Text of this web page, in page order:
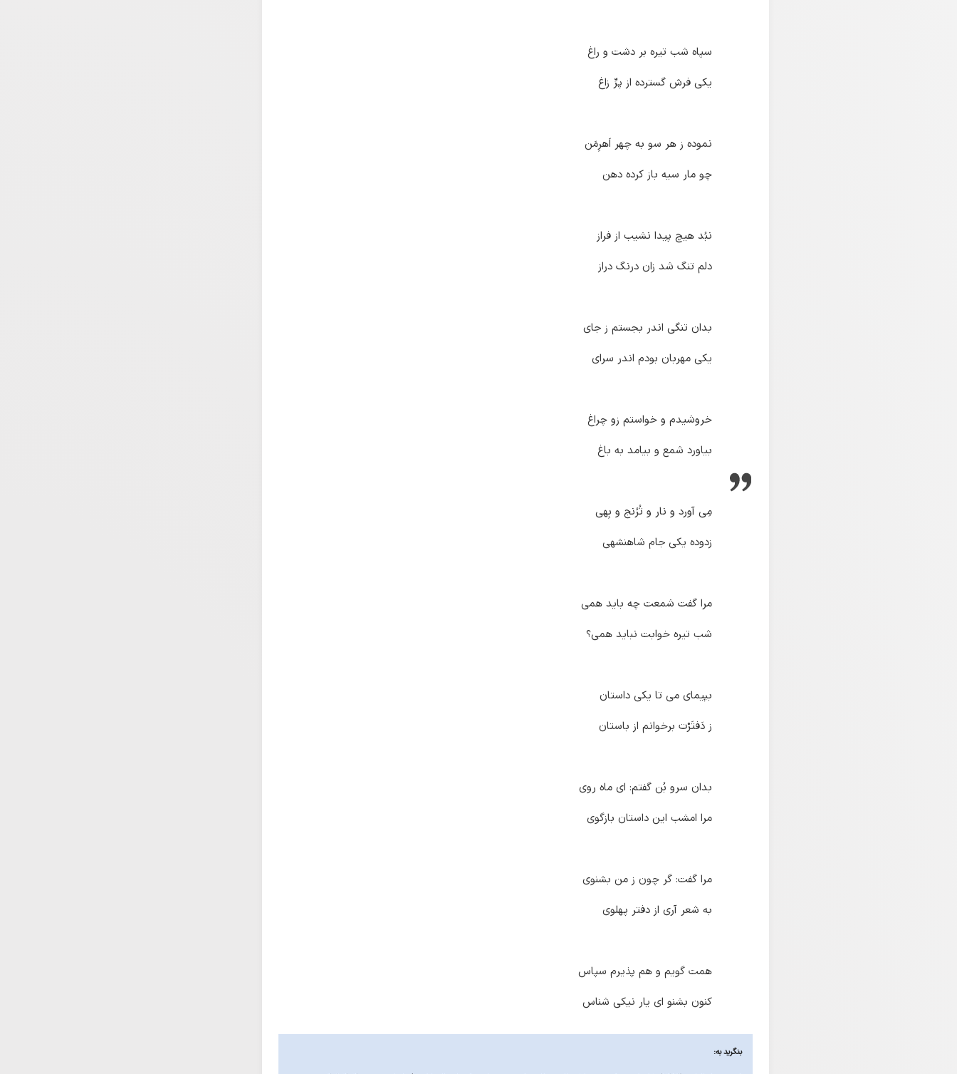
سپاه شب تیره بر دشت و راغ
یکی فرش گسترده از پرِّ زاغ
نموده ز هر سو به چهر اَهرِمَن
چو مار سیه باز کرده دهن
نبُد هیچ پیدا نشیب از فراز
دلم تنگ شد زان درنگ دراز
بدان تنگی اندر بجستم ز جای
یکی مهربان بودم اندر سرای
خروشیدم و خواستم زو چراغ
بیاورد شمع و بیامد به باغ
مِی آورد و نار و تُرُنج و بِهی
زدوده یکی جام شاهنشهی
مرا گفت شمعت چه باید همی
شب تیره خوابت نباید همی؟
بپیمای می تا یکی داستان
ز دَفتَرْت برخوانم از باستان
بدان سرو بُن گفتم: ای ماه روی
مرا امشب این داستان بازگوی
مرا گفت: گر چون ز من بشنوی
به شعر آری از دفتر پهلوی
همت گویم و هم پذیرم سپاس
کنون بشنو ای یار نیکی شناس
بنگرید به: